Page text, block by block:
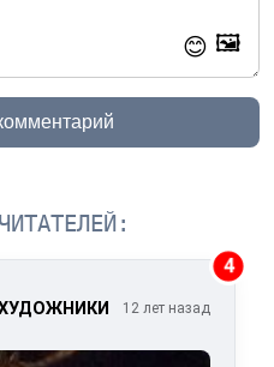
😊 🖼️
4
12 лет назад